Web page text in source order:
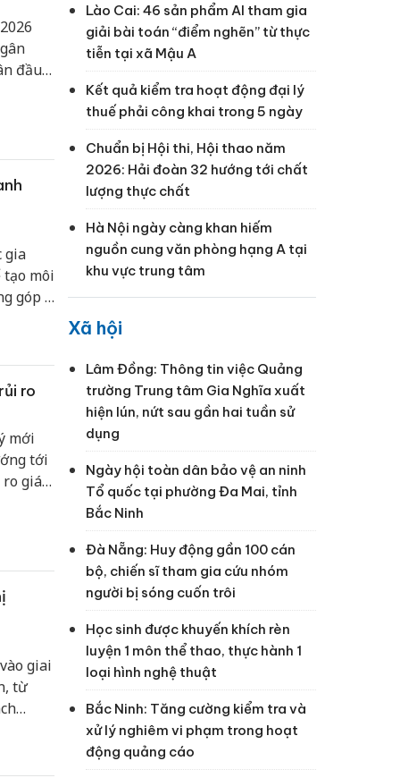
đầu
gia
môi
góp ý
ro
mới
tới
giá
giai
từ
Lào Cai: 46 sản phẩm AI tham gia
giải bài toán “điểm nghẽn” từ thực
tiễn tại xã Mậu A
Kết quả kiểm tra hoạt động đại lý
thuế phải công khai trong 5 ngày
Chuẩn bị Hội thi, Hội thao năm
2026: Hải đoàn 32 hướng tới chất
lượng thực chất
Hà Nội ngày càng khan hiếm
nguồn cung văn phòng hạng A tại
khu vực trung tâm
Xã hội
Lâm Đồng: Thông tin việc Quảng
trường Trung tâm Gia Nghĩa xuất
hiện lún, nứt sau gần hai tuần sử
dụng
Ngày hội toàn dân bảo vệ an ninh
Tổ quốc tại phường Đa Mai, tỉnh
Bắc Ninh
Đà Nẵng: Huy động gần 100 cán
bộ, chiến sĩ tham gia cứu nhóm
người bị sóng cuốn trôi
Học sinh được khuyến khích rèn
luyện 1 môn thể thao, thực hành 1
loại hình nghệ thuật
Bắc Ninh: Tăng cường kiểm tra và
xử lý nghiêm vi phạm trong hoạt
động quảng cáo